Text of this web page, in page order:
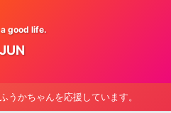
good life.
JUN
うかちゃんを応援しています。